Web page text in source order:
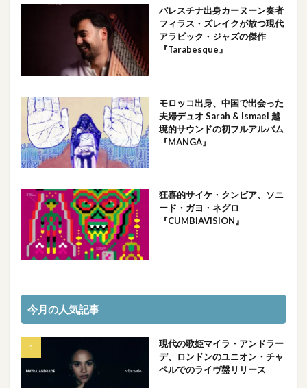
パレスチナ出身カーヌーン奏者
フィラス・ズレイクが放つ現代
アラビック・ジャズの傑作
『Tarabesque』
モロッコ出身、中国で出会った
夫婦デュオ Sarah & Ismael 越
境的サウンドの初フルアルバム
『MANGA』
狂喜的サイケ・クンビア、ソニ
ード・ガヨ・ネグロ
『CUMBIAVISION』
今月の人気記事
現代の歌姫マイラ・アンドラー
デ、ロンドンのユニオン・チャ
ペルでのライヴ盤リリース